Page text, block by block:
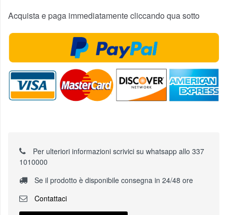
Acquista e paga immediatamente cliccando qua sotto
Per ulteriori informazioni scrivici su whatsapp allo 337
1010000
Se il prodotto è disponibile consegna in 24/48 ore
Contattaci